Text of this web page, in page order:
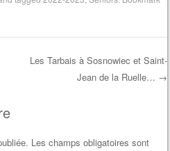
Les Tarbais à Sosnowiec et Saint-
Jean de la Ruelle… →
Les champs obligatoires sont